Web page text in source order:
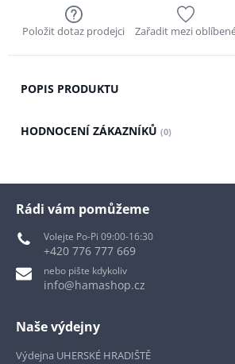
Položit dotaz prodejci Zařadit mezi
POPIS PRODUKTU
HODNOCENÍ ZÁKAZNÍKŮ (0)
Rádi vám pomůžeme
Volejte Po-Pi 09:00-16:30
+420 776 777 669
nebo pište kdykoliv
info@hamashop.cz
Naše výdejny
Výdejna UHERSKÉ HRADIŠTĚ